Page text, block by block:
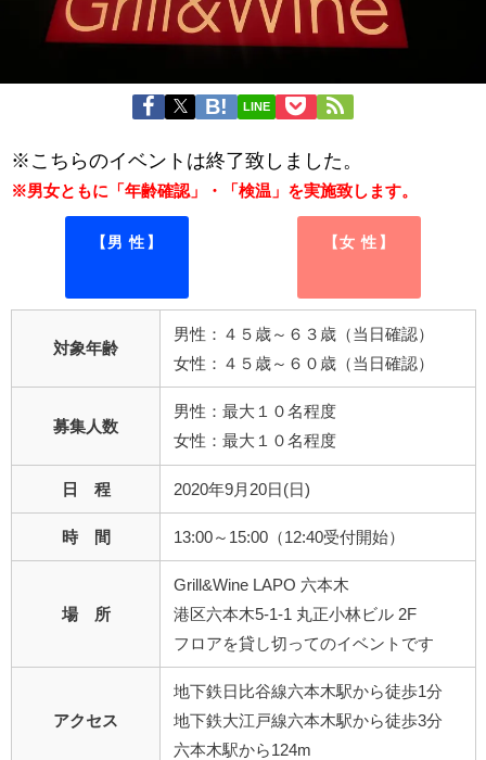
LINE
※こちらのイベントは終了致しました。
※男女ともに「年齢確認」・「検温」を実施致します。
【男 性】 【女 性】
対象年齢
男性：４５歳～６３歳（当日確認）
女性：４５歳～６０歳（当日確認）
募集人数
男性：最大１０名程度
女性：最大１０名程度
日 程 2020年9月20日(日)
時 間 13:00～15:00（12:40受付開始）
場 所
Grill&Wine LAPO 六本木
港区六本木5-1-1 丸正小林ビル 2F
フロアを貸し切ってのイベントです
アクセス
地下鉄日比谷線六本木駅から徒歩1分
地下鉄大江戸線六本木駅から徒歩3分
六本木駅から124m